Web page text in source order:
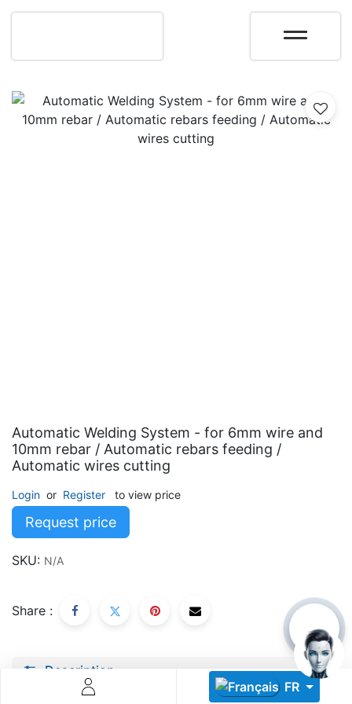
FR
Automatic Welding System - for 6mm wire and
10mm rebar / Automatic rebars feeding /
Automatic wires cutting
Login or Register to view price
Request price
SKU: N/A
Share :
Description
Descoperă RiA Ecosystem
Platformă integrată pentru managementul flotei de roboți
Monitorizare în timp real și analiză date
soluție
Află mai mult